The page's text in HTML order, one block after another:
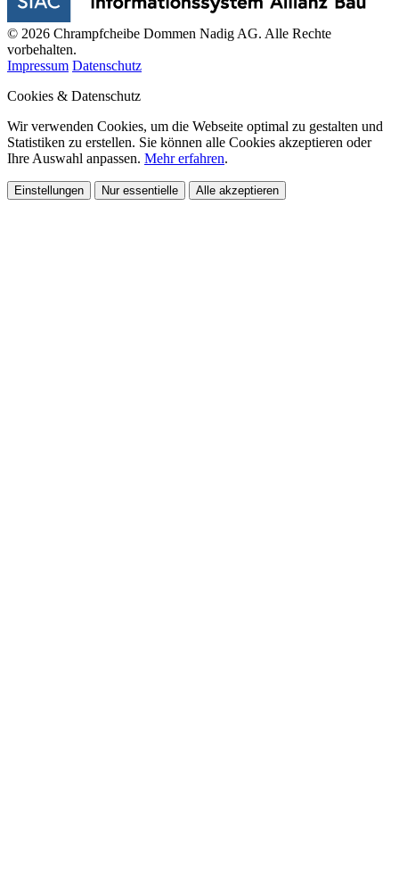
© 2026 Chrampfcheibe Dommen Nadig AG. Alle Rechte
vorbehalten.
Impressum Datenschutz
Cookies & Datenschutz
Wir verwenden Cookies, um die Webseite optimal zu gestalten und
Statistiken zu erstellen. Sie können alle Cookies akzeptieren oder
Ihre Auswahl anpassen. Mehr erfahren.
Einstellungen Nur essentielle Alle akzeptieren